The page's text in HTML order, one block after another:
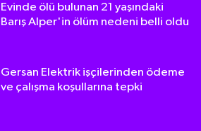
Evinde ölü bulunan 21 yaşındaki
Barış Alper'in ölüm nedeni belli oldu
Gersan Elektrik işçilerinden ödeme
ve çalışma koşullarına tepki